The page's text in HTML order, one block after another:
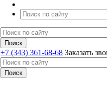
+7 (343) 361-68-68 Заказать